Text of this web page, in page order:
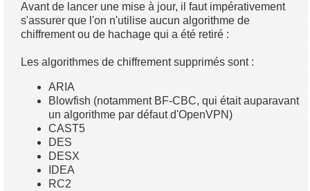
Avant de lancer une mise à jour, il faut impérativement
s'assurer que l'on n'utilise aucun algorithme de
chiffrement ou de hachage qui a été retiré :
Les algorithmes de chiffrement supprimés sont :
ARIA
Blowfish (notamment BF-CBC, qui était auparavant
un algorithme par défaut d'OpenVPN)
CAST5
DES
DESX
IDEA
RC2